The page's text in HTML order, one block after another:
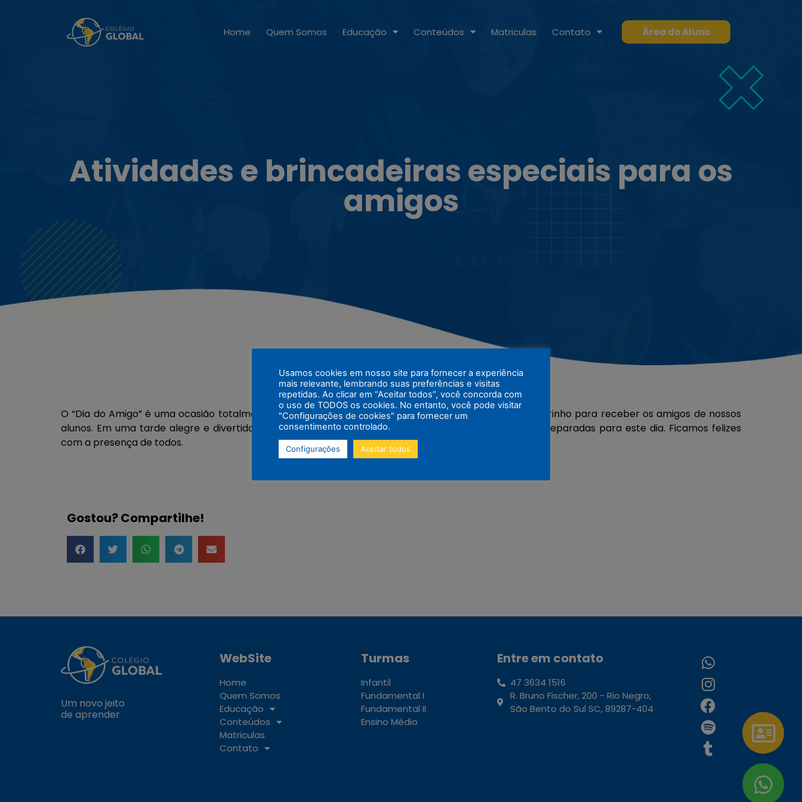
Home Quem Somos Educação Conteúdos Matriculas Contato Área do Aluno
Atividades e brincadeiras especiais para os
amigos
O “Dia do Amigo” é uma ocasião totalmente especial! OColégio Globalfoi preparado com muito carinho para receber os amigos de nossos
alunos. Em uma tarde alegre e divertida, participaram de atividades e brincadeiras especialmente preparadas para este dia. Ficamos felizes
com a presença de todos.
Gostou? Compartilhe!
Um novo jeito
de aprender
WebSite
Home
Quem Somos
Educação
Conteúdos
Matriculas
Contato
Turmas
Infantil
Fundamental I
Fundamental II
Ensino Médio
Entre em contato
47 3634 1516
R. Bruno Fischer, 200 - Rio Negro,
São Bento do Sul SC, 89287-404
Usamos cookies em nosso site para fornecer a experiência
mais relevante, lembrando suas preferências e visitas
repetidas. Ao clicar em “Aceitar todos”, você concorda com
o uso de TODOS os cookies. No entanto, você pode visitar
"Configurações de cookies" para fornecer um
consentimento controlado.
Configurações Aceitar todos